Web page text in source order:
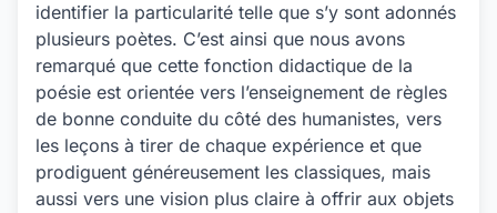
identifier la particularité telle que s’y sont adonnés
plusieurs poètes. C’est ainsi que nous avons
remarqué que cette fonction didactique de la
poésie est orientée vers l’enseignement de règles
de bonne conduite du côté des humanistes, vers
les leçons à tirer de chaque expérience et que
prodiguent généreusement les classiques, mais
aussi vers une vision plus claire à offrir aux objets